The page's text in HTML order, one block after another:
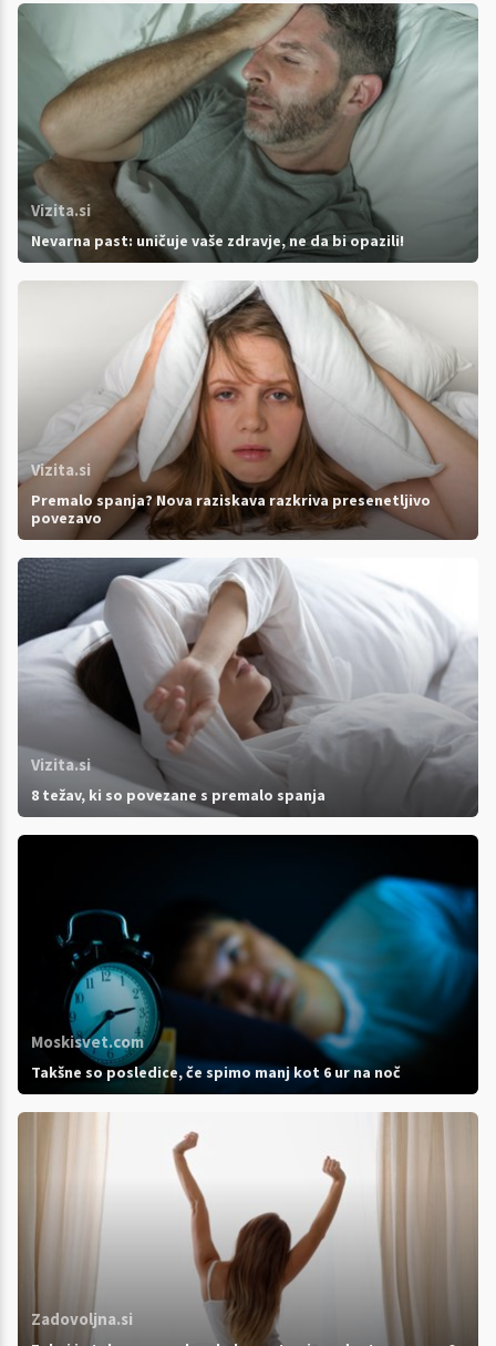
Vizita.si
Nevarna past: uničuje vaše zdravje, ne da bi opazili!
Vizita.si
Premalo spanja? Nova raziskava razkriva presenetljivo
povezavo
Vizita.si
8 težav, ki so povezane s premalo spanja
Moskisvet.com
Takšne so posledice, če spimo manj kot 6 ur na noč
Zadovoljna.si